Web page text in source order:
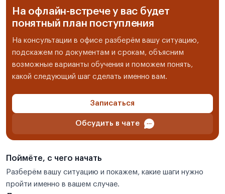
На офлайн-встрече у вас будет
понятный план поступления
На консультации в офисе разберём вашу ситуацию,
подскажем по документам и срокам, объясним
возможные варианты обучения и поможем понять,
какой следующий шаг сделать именно вам.
Записаться
Обсудить в чате
Поймёте, с чего начать
Разберём вашу ситуацию и покажем, какие шаги нужно
пройти именно в вашем случае.